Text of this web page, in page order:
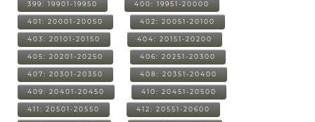
399: 19901-19950 400: 19951-20000
401: 20001-20050 402: 20051-20100
403: 20101-20150 404: 20151-20200
405: 20201-20250 406: 20251-20300
407: 20301-20350 408: 20351-20400
409: 20401-20450 410: 20451-20500
411: 20501-20550 412: 20551-20600